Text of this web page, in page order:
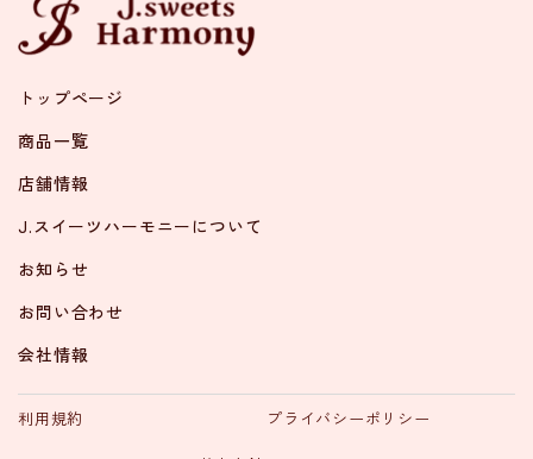
トップページ
商品一覧
店舗情報
J.スイーツハーモニーについて
お知らせ
お問い合わせ
会社情報
利用規約 プライバシーポリシー